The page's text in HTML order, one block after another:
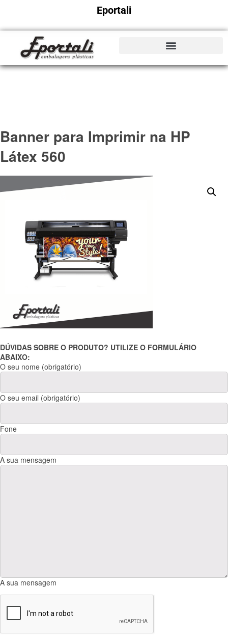
Banner para Imprimir na HP
Látex 560
DÚVIDAS SOBRE O PRODUTO? UTILIZE O FORMULÁRIO
ABAIXO:
O seu nome (obrigatório)
O seu email (obrigatório)
Fone
A sua mensagem
A sua mensagem
Eportali